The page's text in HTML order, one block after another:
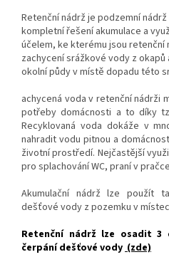
Retenční nádrž je podzemní
kompletní řešení akumulace a
účelem, ke kterému jsou retenční
zachycení srážkové vody z
okolní půdy v místě dopadu této
achycená voda v retenční nádrži
potřeby domácnosti a to díky
Recyklovaná voda dokáže v
nahradit vodu pitnou a
životní prostředí. Nejčastější
pro splachování WC, praní v
Akumulační nádrž lze použít
dešťové vody z pozemku v
Retenční nádrž lze osadit 3
čerpání dešťové vody (zde)